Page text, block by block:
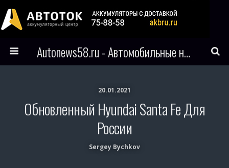
Autonews58.ru - Автомобильные новости Пензы и всего мира
20.01.2021
Обновленный Hyundai Santa Fe Для
России
Sergey Bychkov